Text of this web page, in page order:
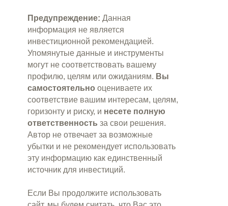
Предупреждение: Данная
информация не является
инвестиционной рекомендацией.
Упомянутые данные и инструменты
могут не соответствовать вашему
профилю, целям или ожиданиям. Вы
самостоятельно оцениваете их
соответствие вашим интересам, целям,
горизонту и риску, и несете полную
ответственность за свои решения.
Автор не отвечает за возможные
убытки и не рекомендует использовать
эту информацию как единственный
источник для инвестиций.
Если Вы продолжите использовать